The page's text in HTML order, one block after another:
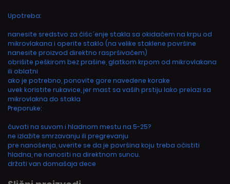
Upotreba:
nanesite sredstvo za čišc´enje stakla sa okidačem na krpu od
mikrovlakana i operite staklo (na velike staklene površine
nanesite proizvod direktno raspršivačem)
obrišite peškirom bez prašine, glatkom krpom od mikrovlakana
ili oblatni
ako je potrebno, ponovite gore navedene korake
uvek koristite rukavice, jer mast sa vaših prstiju lako prelazi sa
mikrovlakna do stakla
Preporuke:
čuvati na suvom i hladnom mestu na 5-25?
ne izlažite smrzavanju ili pregrevanju
pre nanošenja, uverite se da je površina koju treba očistiti
hladna, ne nanositi na direktnom suncu.
držati van domašaja dece